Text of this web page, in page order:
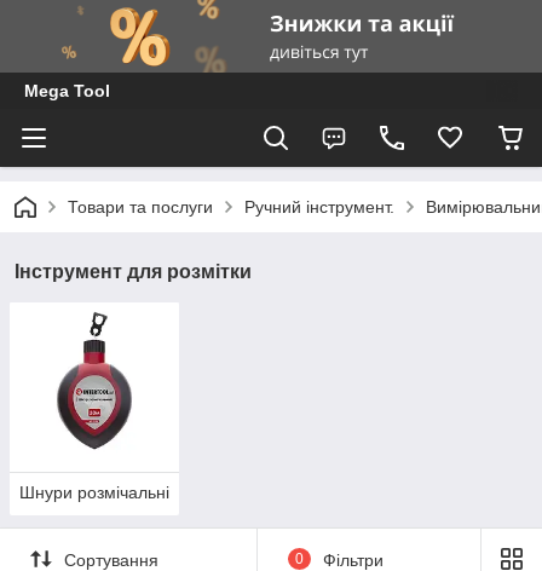
Mega Tool
Товари та послуги Ручний інструмент.
Інструмент для розмітки
Шнури розмічальні
Сортування 0 Фільтри